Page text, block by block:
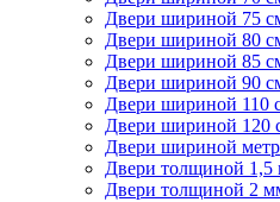
Двери шириной 75
Двери шириной 80
Двери шириной 85
Двери шириной 90
Двери шириной 110
Двери шириной 120
Двери шириной метр
Двери толщиной 1,5
Двери толщиной 2